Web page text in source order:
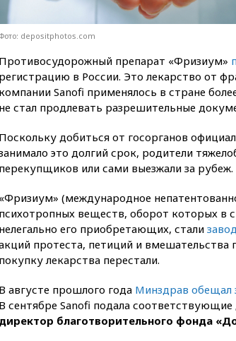
Фото: depositphotos.com
Противосудорожный препарат «Фризиум»
регистрацию в России. Это лекарство от
компании Sanofi применялось в стране
не стал продлевать разрешительные
Поскольку добиться от госорганов
это долгий срок, родители
перекупщиков или сами выезжали за рубеж.
«Фризиум» (международное
психотропных веществ, оборот которых в
нелегально его приобретающих, стали
протеста, петиций и вмешательства
покупку лекарства перестали.
В августе прошлого года Минздрав обещал
В сентябре Sanofi подала
директор благотворительного фонда